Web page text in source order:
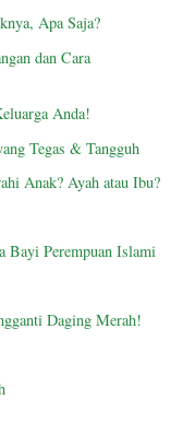
Apa Saja?
dan Cara
Anda!
Tegas & Tangguh
Anak? Ayah atau Ibu?
Bayi Perempuan Islami
Daging Merah!